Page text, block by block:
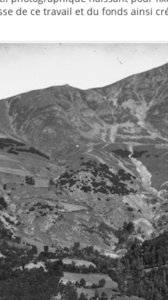
de ce travail et du fonds ainsi